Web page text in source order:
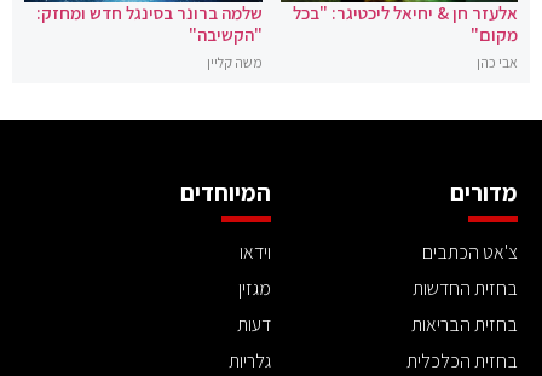
אלעזר חן & יחיאל ליכטיגר: "בכל
מקום"
אבי כהן
שלמה ברונר בסינגל חדש ומחזק:
"הקשיבה"
משה קליין
מדורים
צ'אט הכתבים
בחזית החדשות
בחזית הבריאות
בחזית הכלכלית
המיוחדים
וידאו
מגזין
דעות
גלריות